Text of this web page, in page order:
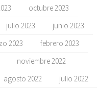
octubre 2023
julio 2023
junio 2023
2023
febrero 2023
noviembre 2022
agosto 2022
julio 2022